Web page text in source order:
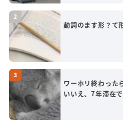
動詞のます形？て
ワーホリ終わっ
いいえ、7年滞在